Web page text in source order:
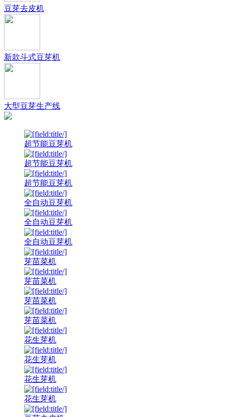
豆芽去皮机
新款斗式豆芽机
大型豆芽生产线
超节能豆芽机
超节能豆芽机
超节能豆芽机
全自动豆芽机
全自动豆芽机
全自动豆芽机
芽苗菜机
芽苗菜机
芽苗菜机
芽苗菜机
花生芽机
花生芽机
花生芽机
花生芽机